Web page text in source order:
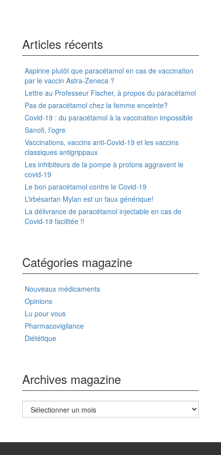
Articles récents
Aspirine plutôt que paracétamol en cas de vaccination
par le vaccin Astra-Zeneca ?
Lettre au Professeur Fischer, à propos du paracétamol
Pas de paracétamol chez la femme enceinte?
Covid-19 : du paracétamol à la vaccination impossible
Sanofi, l’ogre
Vaccinations, vaccins anti-Covid-19 et les vaccins
classiques antigrippaux
Les inhibiteurs de la pompe à protons aggravent le
covid-19
Le bon paracétamol contre le Covid-19
L’irbésartan Mylan est un faux générique!
La délivrance de paracétamol injectable en cas de
Covid-19 facilitée !!
Catégories magazine
Nouveaux médicaments
Opinions
Lu pour vous
Pharmacovigilance
Diététique
Archives magazine
Archives
magazine